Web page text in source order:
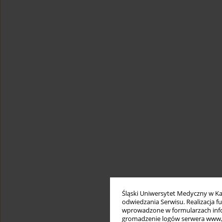
Śląski Uniwersytet Medyczny w
odwiedzania Serwisu. Realizacja
wprowadzone w formularzach
gromadzenie logów serwera